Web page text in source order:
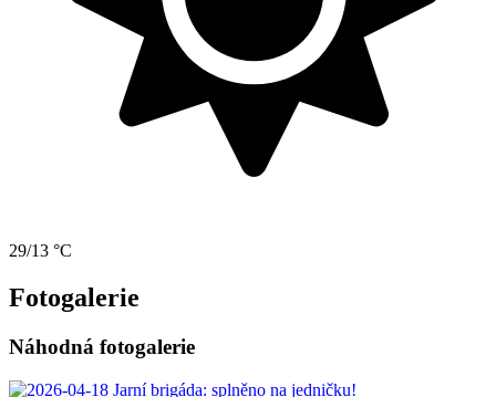
29/13 °C
Fotogalerie
Náhodná fotogalerie